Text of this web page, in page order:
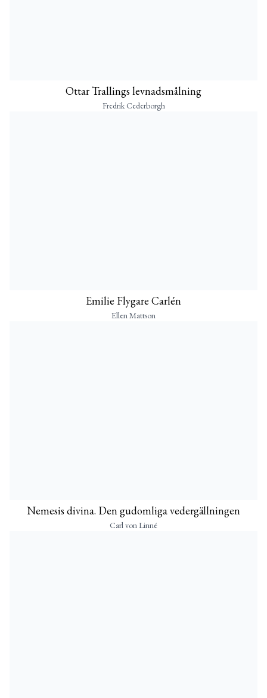
Ottar Trallings levnadsmålning
Fredrik Cederborgh
Emilie Flygare Carlén
Ellen Mattson
Nemesis divina. Den gudomliga vedergällningen
Carl von Linné